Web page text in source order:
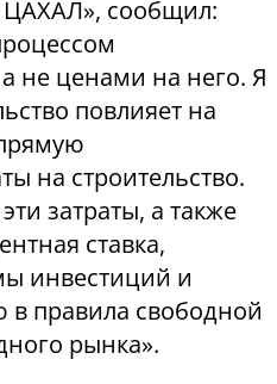
ЦАХАЛ», сообщил:
не ценами на него. Я
повлияет на
на строительство.
затраты, а также
ставка,
инвестиций и
в правила свободной
рынка».